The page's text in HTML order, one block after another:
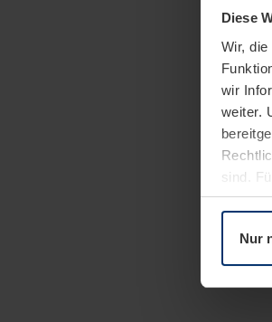
Diese
Wir, die
wir
weiter.
sind.
Nur